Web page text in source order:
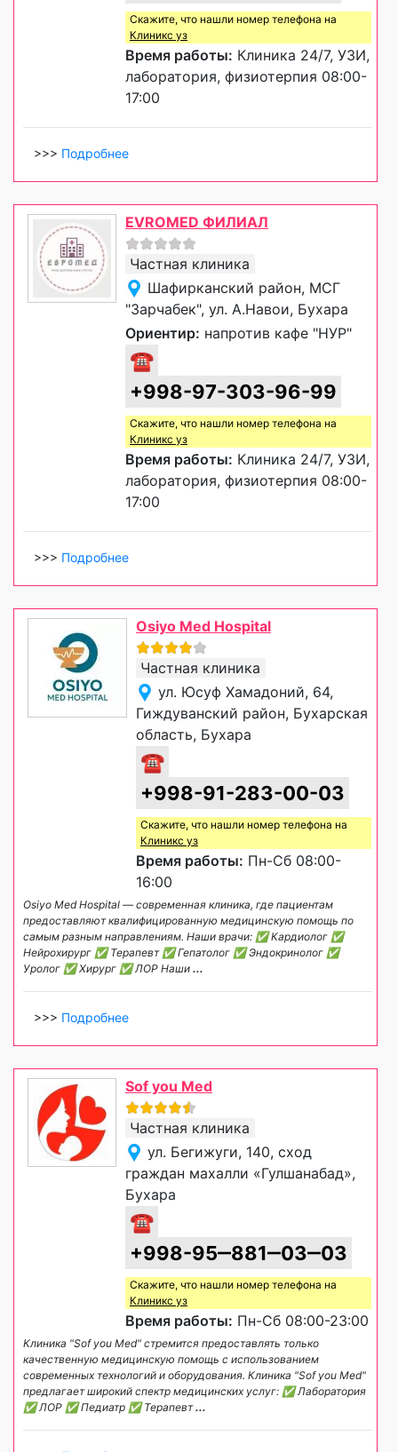
Скажите, что нашли номер телефона на
Клиникс уз
Время работы: Клиника 24/7, УЗИ,
лаборатория, физиотерпия 08:00-
17:00
>>> Подробнее
EVROMED ФИЛИАЛ
Частная клиника
Шафирканский район, МСГ
"Зарчабек", ул. А.Навои, Бухара
Ориентир: напротив кафе "НУР"
☎
+998-97-303-96-99
Скажите, что нашли номер телефона на
Клиникс уз
Время работы: Клиника 24/7, УЗИ,
лаборатория, физиотерпия 08:00-
17:00
>>> Подробнее
Osiyo Med Hospital
Частная клиника
ул. Юсуф Хамадоний, 64,
Гиждуванский район, Бухарская
область, Бухара
☎
+998-91-283-00-03
Скажите, что нашли номер телефона на
Клиникс уз
Время работы: Пн-Сб 08:00-
16:00
Osiyo Med Hospital — современная клиника, где пациентам
предоставляют квалифицированную медицинскую помощь по
самым разным направлениям. Наши врачи: ✅ Кардиолог ✅
Нейрохирург ✅ Терапевт ✅ Гепатолог ✅ Эндокринолог ✅
Уролог ✅ Хирург ✅ ЛОР Наши ...
>>> Подробнее
Sof you Med
Частная клиника
ул. Бегижуги, 140, сход
граждан махалли «Гулшанабад»,
Бухара
☎
+998-95‒881‒03‒03
Скажите, что нашли номер телефона на
Клиникс уз
Время работы: Пн-Сб 08:00-23:00
Клиника "Sof you Med" стремится предоставлять только
качественную медицинскую помощь с использованием
современных технологий и оборудования. Клиника "Sof you Med"
предлагает широкий спектр медицинских услуг: ✅ Лаборатория
✅ ЛОР ✅ Педиатр ✅ Терапевт...